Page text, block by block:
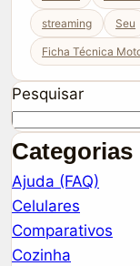
streaming Seu
Ficha Técnica
Pesquisar
Categorias
Ajuda (FAQ)
Celulares
Comparativos
Cozinha